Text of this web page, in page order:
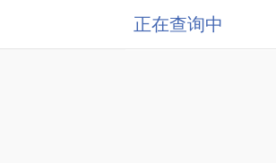
正在查询中